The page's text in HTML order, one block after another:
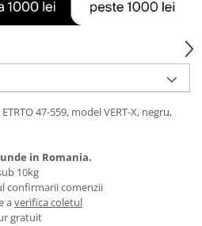
tuns
47-559, model VERT-X, negru,
in Romania.
10kg
confirmarii comenzii
averifica coletul
gratuit